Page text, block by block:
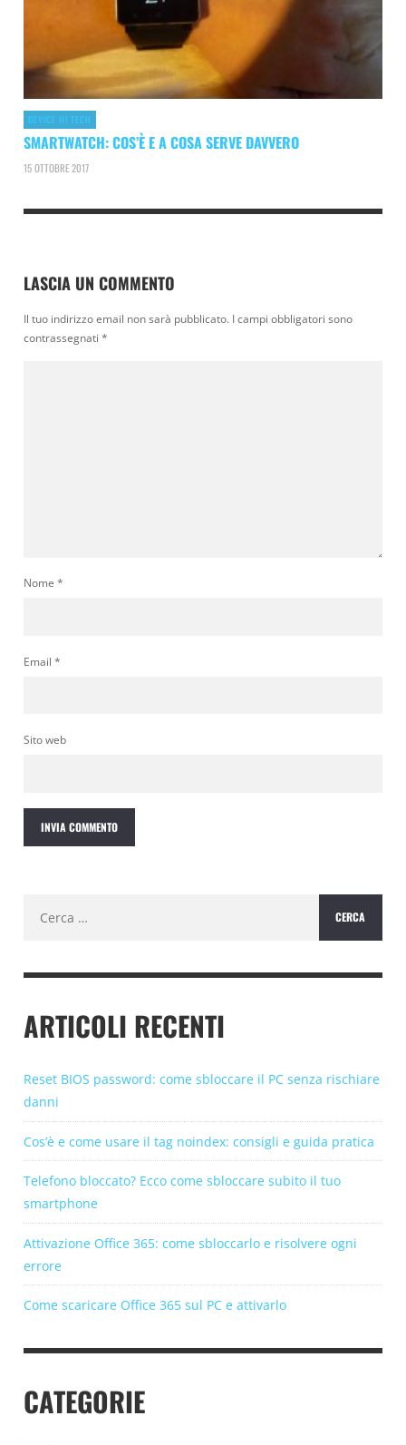
DEVICE HI TECH
SMARTWATCH: COS’È E A COSA SERVE DAVVERO
15 OTTOBRE 2017
LASCIA UN COMMENTO
Il tuo indirizzo email non sarà pubblicato. I campi obbligatori sono
contrassegnati *
Nome *
Email *
Sito web
per:
ARTICOLI RECENTI
Reset BIOS password: come sbloccare il PC senza rischiare
danni
Cos’è e come usare il tag noindex: consigli e guida pratica
Telefono bloccato? Ecco come sbloccare subito il tuo
smartphone
Attivazione Office 365: come sbloccarlo e risolvere ogni
errore
Come scaricare Office 365 sul PC e attivarlo
CATEGORIE